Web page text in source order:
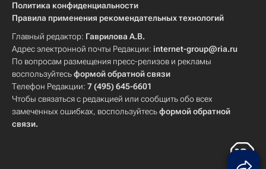
Политика конфиденциальности
Правила применения рекомендательных технологий
Главный редактор: Гаврилова А.В.
Адрес электронной почты Редакции: internet-group@ria.ru
По вопросам размещения пресс-релизов и рекламы
воспользуйтесьформой обратной связи
Телефон Редакции: 7 (495) 645-6601
Чтобы связаться с редакцией или сообщить обо всех
замеченных ошибках, воспользуйтесьформой обратной
связи.